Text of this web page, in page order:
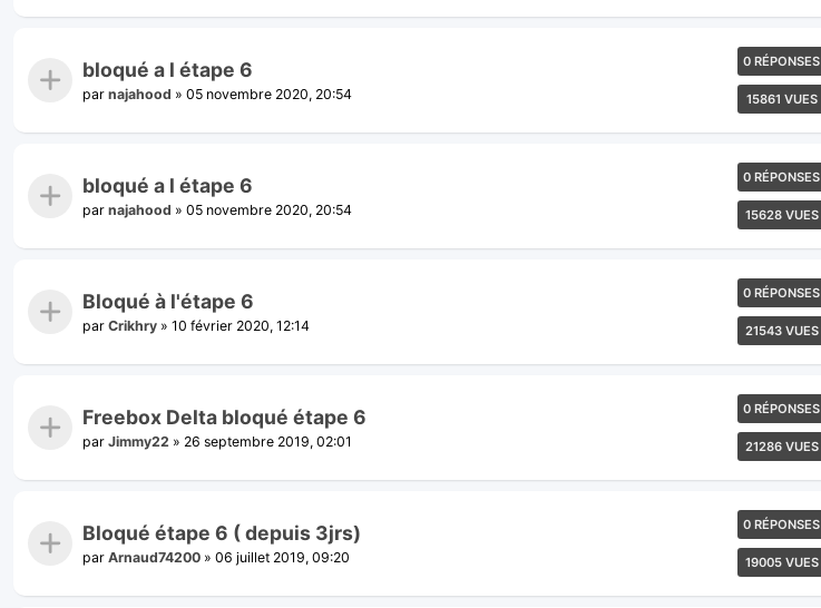
bloqué a l étape 6
par najahood » 05 novembre 2020, 20:54
0 RÉPONSES
15861 VUES
bloqué a l étape 6
par najahood » 05 novembre 2020, 20:54
0 RÉPONSES
15628 VUES
Bloqué à l'étape 6
par Crikhry » 10 février 2020, 12:14
0 RÉPONSES
21543 VUES
Freebox Delta bloqué étape 6
par Jimmy22 » 26 septembre 2019, 02:01
0 RÉPONSES
21286 VUES
Bloqué étape 6 ( depuis 3jrs)
par Arnaud74200 » 06 juillet 2019, 09:20
0 RÉPONSES
19005 VUES